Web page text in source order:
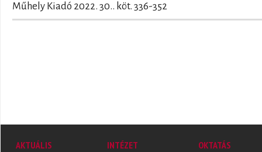
Műhely Kiadó 2022. 30.. köt. 336-352
AKTUÁLIS
INTÉZET
OKTATÁS